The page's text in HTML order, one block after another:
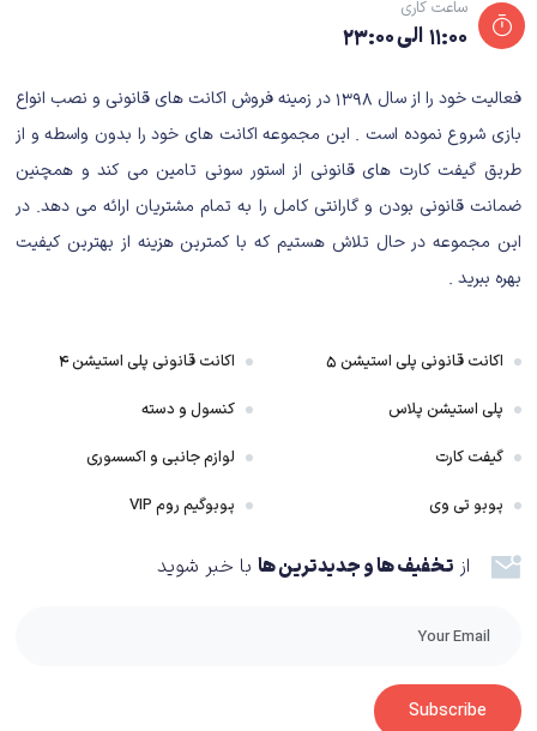
تجاری مهاجرت کرده‌اند. مدرسه‌ی شخصیت اصلی، جایی است که اتفاقات
از دوستان قدیمی خود ملاقات می‌کند و بعد از آن‌که مثل روزهای اول باهم
صمیمی می‌شوند یک ماجراجویی جذاب و در عین حال پر از خطر را آغاز
می‌کنند؛ ماجراجویی‌ای که آن‌ها را در برابر یک هیولا قرار می‌دهد و ممکن
است به قیمت جانشان تمام شود.
گیم پلی بازی
وقتی حرف از گیم‌پلی بازی‌های داستان‌محور می‌شود، کمتر کسی یک
خوبی را از داستان و گیم‌پلی ارائه می‌دادند؛ اما به تدریج با عوض شدن
بازی‌ها، گیم‌پلی آنها نیز به سمت شبیه‌سازهای پیاده‌روی رفت.
مکس در بازی یک قدرت خاص دارد: برگرداندن زمان. این قابلیت کلید اصلی حل
مثال، ممکن است بخواهید یک جعبه‌ی مهم را بردارید، اما با یک اشتباه محتویات
آن را روی زمین بریزید و آن را خراب کنید، در این زمان باید زمان را برگردانید و
Strange Remastered Collection قرار داده شده است.
ساعت کاری
۱۱:۰۰ الی ۲۳:۰۰
فعالیت خود را از سال ۱۳۹۸ در زمینه فروش اکانت های قانونی و نصب انواع
بازی شروع نموده است . این مجموعه اکانت های خود را بدون واسطه و از
طریق گیفت کارت های قانونی از استور سونی تامین می کند و همچنین
ضمانت قانونی بودن و گارانتی کامل را به تمام مشتریان ارائه می دهد. در
این مجموعه در حال تلاش هستیم که با کمترین هزینه از بهترین کیفیت
بهره ببرید .
اکانت قانونی پلی استیشن ۵
پلی استیشن پلاس
گیفت کارت
پوبو تی وی
اکانت قانونی پلی استیشن ۴
کنسول و دسته
لوازم جانبی و اکسسوری
پوبوگیم روم VIP
از تخفیف ها و جدیدترین ها با خبر شوید
Subscribe